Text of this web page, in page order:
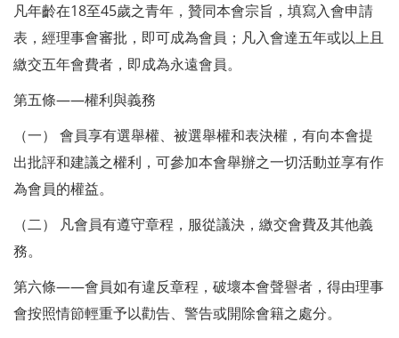
凡年齡在18至45歲之青年，贊同本會宗旨，填寫入會申請
表，經理事會審批，即可成為會員；凡入會達五年或以上且
繳交五年會費者，即成為永遠會員。
第五條——權利與義務
（一） 會員享有選舉權、被選舉權和表決權，有向本會提
出批評和建議之權利，可參加本會舉辦之一切活動並享有作
為會員的權益。
（二） 凡會員有遵守章程，服從議決，繳交會費及其他義
務。
第六條——會員如有違反章程，破壞本會聲譽者，得由理事
會按照情節輕重予以勸告、警告或開除會籍之處分。